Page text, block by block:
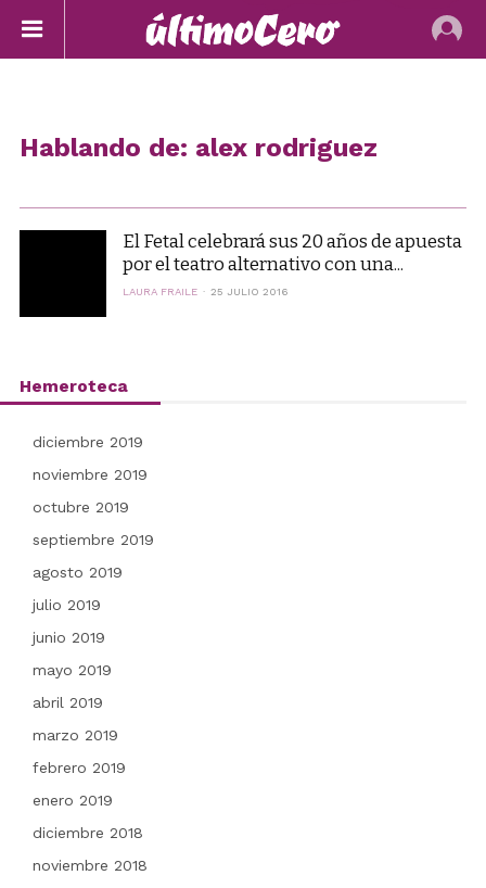
Hablando de: alex rodriguez
El Fetal celebrará sus 20 años de apuesta
por el teatro alternativo con una...
LAURA FRAILE 25 JULIO 2016
Hemeroteca
diciembre 2019
noviembre 2019
octubre 2019
septiembre 2019
agosto 2019
julio 2019
junio 2019
mayo 2019
abril 2019
marzo 2019
febrero 2019
enero 2019
diciembre 2018
noviembre 2018